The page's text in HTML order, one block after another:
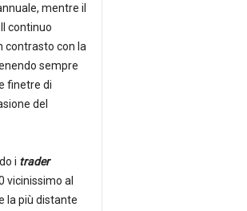
mentre il
continuo
contrasto con la
sempre
finetre di
del
i trader
vicinissimo al
la più distante